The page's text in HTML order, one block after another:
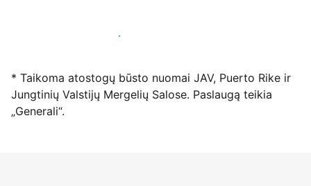
Registruotis mūsų platformoje dabar
* Taikoma atostogų būsto nuomai JAV, Puerto Rike ir
Jungtinių Valstijų Mergelių Salose. Paslaugą teikia
„Generali“.